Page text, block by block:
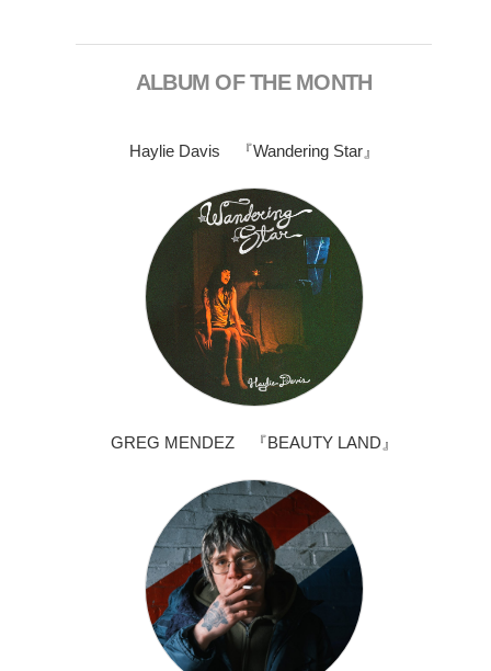
ALBUM OF THE MONTH
Haylie Davis 『Wandering Star』
GREG MENDEZ 『BEAUTY LAND』